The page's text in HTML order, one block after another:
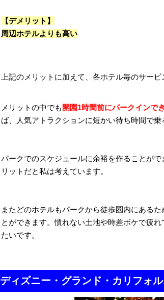
【デメリット】
周辺ホテルよりも高い
上記のメリットに加えて、各ホテル毎のサー
メリットの中でも 開園1時間前にパークインで
ば、人気アトラクションに短かい待ち時間で乗
パークでのスケジュールに余裕を作ることが
リットだと私は考えています。
またどのホテルもパークから徒歩圏内にある
とができます。慣れない土地や時差ボケで疲
たいです。
ディズニー・グランド・カリフォ